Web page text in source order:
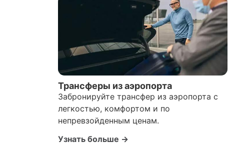
Трансферы из аэропорта
Забронируйте трансфер из аэропорта с
легкостью, комфортом и по
непревзойденным ценам.
Узнать больше →